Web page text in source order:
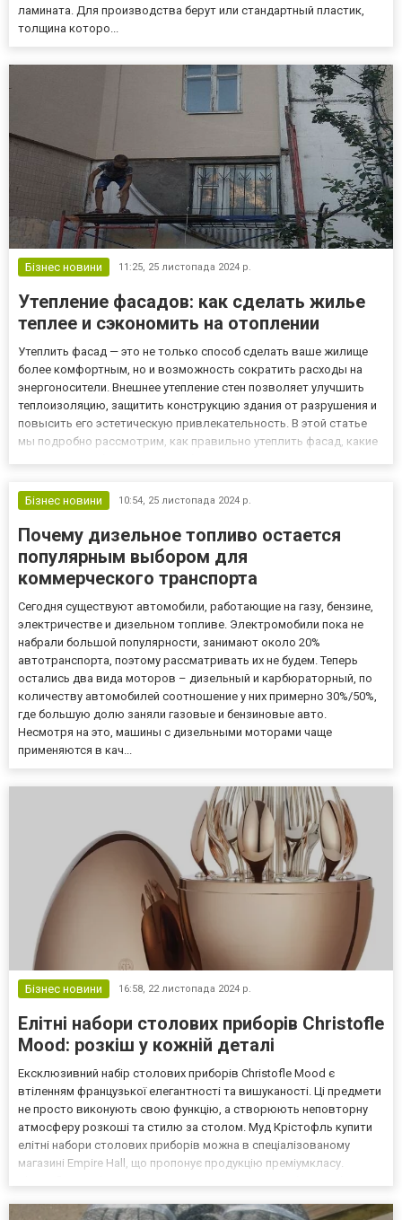
ламината. Для производства берут или стандартный пластик,
толщина которо...
Бізнес новини 11:25, 25 листопада 2024 р.
Утепление фасадов: как сделать жилье
теплее и сэкономить на отоплении
Утеплить фасад — это не только способ сделать ваше жилище
более комфортным, но и возможность сократить расходы на
энергоносители. Внешнее утепление стен позволяет улучшить
теплоизоляцию, защитить конструкцию здания от разрушения и
повысить его эстетическую привлекательность. В этой статье
мы подробно рассмотрим, как правильно утеплить фасад, какие
Бізнес новини
10:54, 25 листопада 2024 р.
Почему дизельное топливо остается
популярным выбором для
коммерческого транспорта
Сегодня существуют автомобили, работающие на газу, бензине,
электричестве и дизельном топливе. Электромобили пока не
набрали большой популярности, занимают около 20%
автотранспорта, поэтому рассматривать их не будем. Теперь
остались два вида моторов – дизельный и карбюраторный, по
количеству автомобилей соотношение у них примерно 30%/50%,
где большую долю заняли газовые и бензиновые авто.
Несмотря на это, машины с дизельными моторами чаще
применяются в кач...
Бізнес новини 16:58, 22 листопада 2024 р.
Елітні набори столових приборів Christofle
Mood: розкіш у кожній деталі
Ексклюзивний набір столових приборів Christofle Mood є
втіленням французької елегантності та вишуканості. Ці предмети
не просто виконують свою функцію, а створюють неповторну
атмосферу розкоші та стилю за столом. Муд Крістофль купити
елітні набори столових приборів можна в спеціалізованому
магазині Empire Hall, що пропонує продукцію преміумкласу.